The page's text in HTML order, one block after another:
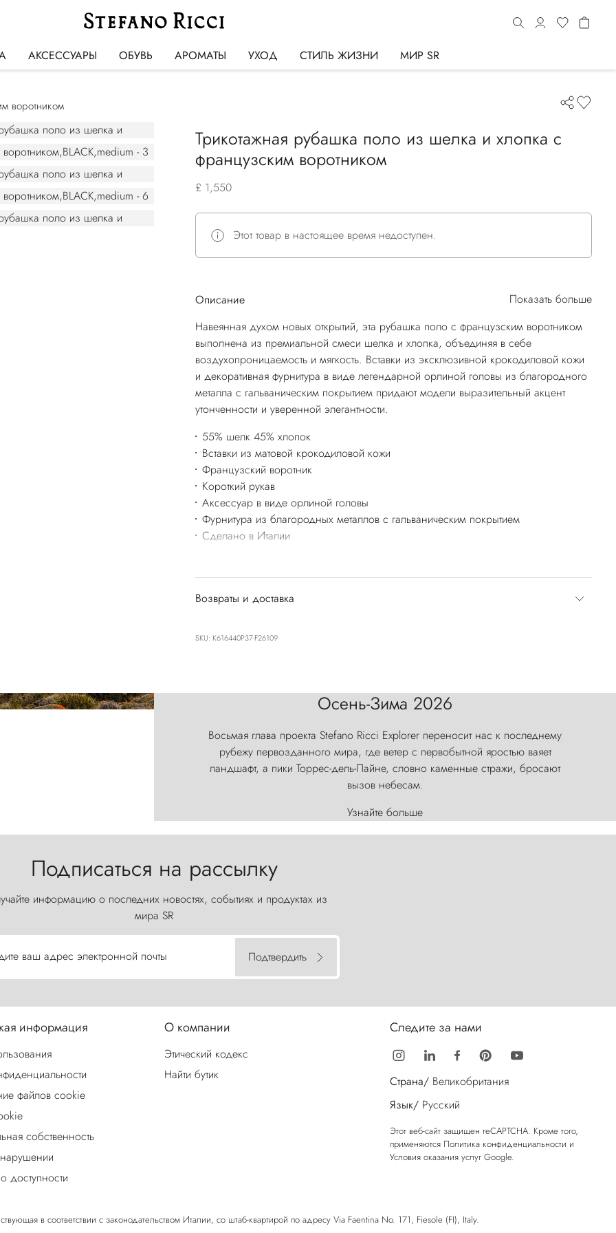
АКСЕССУАРЫ ОБУВЬ АРОМАТЫ УХОД СТИЛЬ ЖИЗНИ МИР SR
воротником
Трикотажная рубашка поло из шелка и хлопка с
французским воротником
£ 1,550
Этот товар в настоящее время недоступен.
Описание
Показать больше
Навеянная духом новых открытий, эта рубашка поло с французским воротником
выполнена из премиальной смеси шелка и хлопка, объединяя в себе
воздухопроницаемость и мягкость. Вставки из эксклюзивной крокодиловой кожи
и декоративная фурнитура в виде легендарной орлиной головы из благородного
металла с гальваническим покрытием придают модели выразительный акцент
утонченности и уверенной элегантности.
55% шелк 45% хлопок
Вставки из матовой крокодиловой кожи
Французский воротник
Короткий рукав
Аксессуар в виде орлиной головы
Фурнитура из благородных металлов с гальваническим покрытием
Сделано в Италии
Возвраты и доставка
SKU: K616440P37-F26109
Осень-Зима 2026
Восьмая глава проекта Stefano Ricci Explorer переносит нас к последнему
рубежу первозданного мира, где ветер с первобытной яростью ваяет
ландшафт, а пики Торрес-дель-Пайне, словно каменные стражи, бросают
вызов небесам.
Узнайте больше
Подписаться на рассылку
информацию о последних новостях, событиях и продуктах из
мира SR
ваш адрес электронной почты Подтвердить
информация
файлов cookie
собственность
доступности
О компании
Этический кодекс
Найти бутик
Следите за нами
Страна/ Великобритания
Язык/ Русский
Этот веб-сайт защищен reCAPTCHA. Кроме того,
применяются Политика конфиденциальности и
Условия оказания услуг Google.
в соответствии с законодательством Италии, со штаб-квартирой по адресу Via Faentina No. 171, Fiesole (FI), Italy.